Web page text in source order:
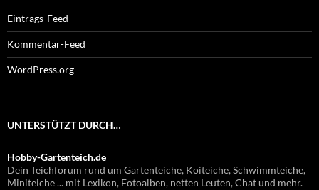
Eintrags-Feed
Kommentar-Feed
WordPress.org
UNTERSTÜTZT DURCH…
Hobby-Gartenteich.de
Dein Teichforum rund um Gartenteiche, Koiteiche, Schwimmteiche,
Miniteiche ... mit Lexikon, Fotoalben, netten Leuten, Chat und mehr.